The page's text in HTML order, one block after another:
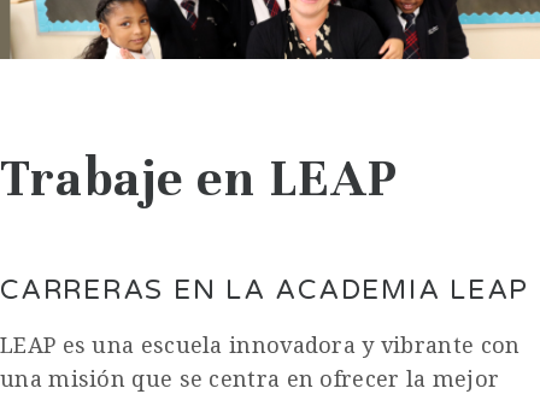
Trabaje en LEAP
CARRERAS EN LA ACADEMIA LEAP
LEAP es una escuela innovadora y vibrante con
una misión que se centra en ofrecer la mejor